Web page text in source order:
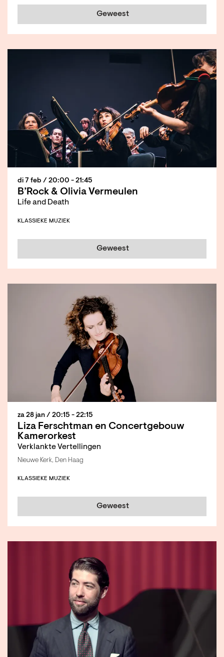
Geweest
B’Rock & Olivia Vermeulen
Life and Death
di 7 feb / 20:00 - 21:45
KLASSIEKE MUZIEK
Geweest
Liza Ferschtman en Concertgebouw
Kamerorkest
Verklankte Vertellingen
za 28 jan / 20:15 - 22:15
Nieuwe Kerk, Den Haag
KLASSIEKE MUZIEK
Geweest